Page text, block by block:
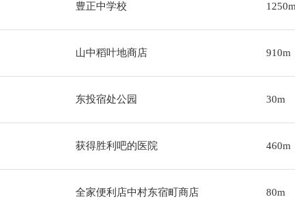
豊正中学校
山中稻叶地商店 910m
东投宿处公园 30m
获得胜利吧的医院 460m
全家便利店中村东宿町商店 80m